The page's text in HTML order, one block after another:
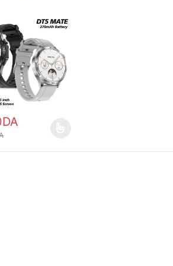
du produit
peuvent être choisies sur la page du
DA
a plusieurs variations. Les options